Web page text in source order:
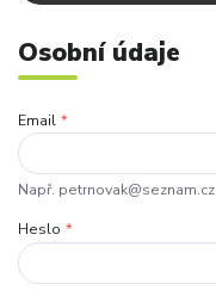
Osobní údaje
Email *
Např. petrnovak@seznam.cz
Heslo *